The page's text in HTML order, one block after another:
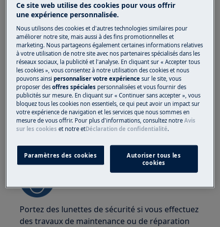
Faites toujours attention lorsque vous déplacez
des appareils. Pour les appareils lourds, il est
plus sûr que deux personnes les déplacent.
Utilisez toujours des gants de sécurité et des
chaussures de sécurité. Portez des gants de
sécurité en tout temps pour vous protéger des
coupures dues aux bords tranchants.
ATTENTION !RISQUE DE BLESSURE OCULAIRE
Portez des lunettes de sécurité si vous effectuez
des travaux de maintenance ou de réparation
Ce site web utilise des cookies pour vous offrir
une expérience personnalisée.
Nous utilisons des cookies et d'autres technologies similaires pour
améliorer notre site, mais aussi à des fins promotionnelles et
marketing. Nous partageons également certaines informations relatives
à votre utilisation de notre site avec nos partenaires spécialisés dans les
réseaux sociaux, la publicité et l'analyse. En cliquant sur « Accepter tous
les cookies », vous consentez à notre utilisation des cookies et nous
pouvons ainsipersonnaliser votre expériencesur le site, vous
proposer desoffres spéciales personnalisées et vous fournir des
publicités sur mesure. En cliquant sur « Continuer sans accepter », vous
bloquez tous les cookies non essentiels, ce qui peut avoir un impact sur
votre expérience de navigation et les services que nous sommes en
mesure de vous offrir. Pour plus d'informations, consultez notreAvis
sur les cookies et notreetDéclaration de confidentialité.
Paramètres des cookies
Autoriser tous les
cookies